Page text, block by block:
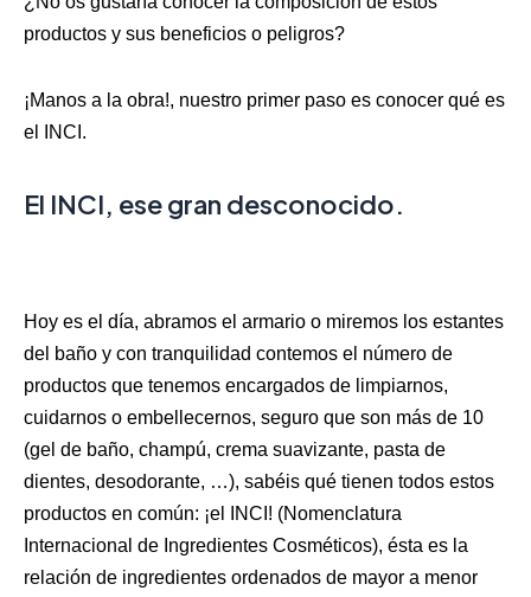
productos y sus beneficios o peligros?
¡Manos a la obra!, nuestro primer paso es conocer qué es
el INCI.
El INCI, ese gran desconocido.
Hoy es el día, abramos el armario o miremos los estantes
del baño y con tranquilidad contemos el número de
productos que tenemos encargados de limpiarnos,
cuidarnos o embellecernos, seguro que son más de 10
(gel de baño, champú, crema suavizante, pasta de
dientes, desodorante, …), sabéis qué tienen todos estos
productos en común: ¡el INCI! (Nomenclatura
Internacional de Ingredientes Cosméticos), ésta es la
relación de ingredientes ordenados de mayor a menor